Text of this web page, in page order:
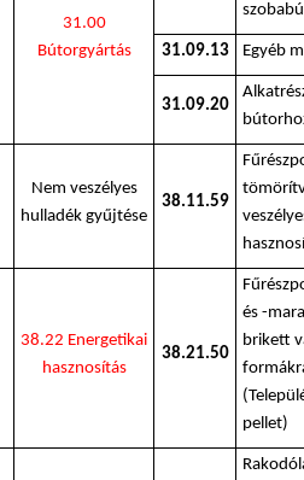
31.00
Bútorgyártás
31.09.13 Egyéb
31.09.20
Nem veszélyes
hulladék gyűjtése
38.11.59
38.22 Energetikai
hasznosítás
38.21.50
és -
brikett
pellet)